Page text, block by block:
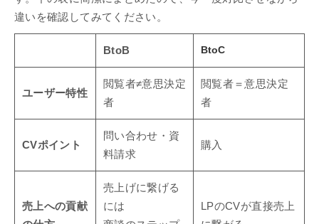
違いを確認してみてください。
BtoB BtoC
ユーザー特性
閲覧者≠意思決定
者
閲覧者＝意思決定
者
CVポイント
問い合わせ・資
料請求
購入
売上への貢献
売上げに繋げる
には
LPのCVが直接売上